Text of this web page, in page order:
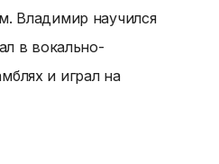
Владимир научился
в вокально-
и играл на